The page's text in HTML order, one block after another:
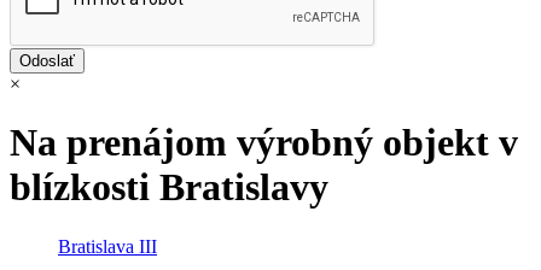
×
Na prenájom výrobný objekt v
blízkosti Bratislavy
Bratislava III